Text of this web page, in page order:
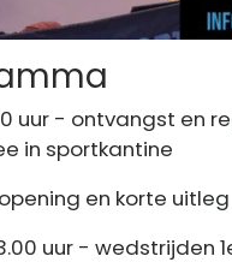
uur - ontvangst en
in sportkantine
opening en korte
uur - wedstrijden